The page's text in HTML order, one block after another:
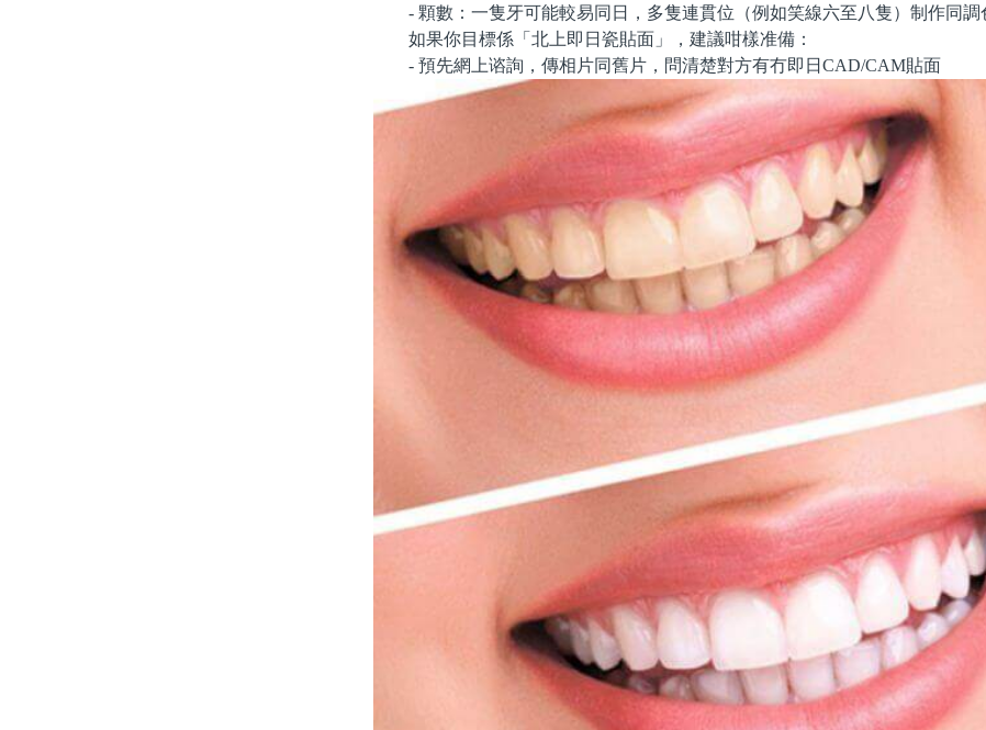
- 顆數：一隻牙可能較易同日，多隻連貫位（例如笑線六至八隻）制作同調
如果你目標係「北上即日瓷貼面」，建議咁樣准備：
- 預先網上谘詢，傳相片同舊片，問清楚對方有冇即日CAD/CAM貼面